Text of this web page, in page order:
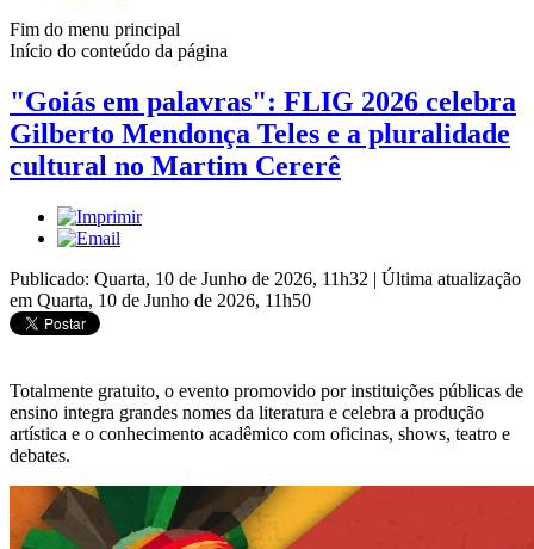
Fim do menu principal
Início do conteúdo da página
"Goiás em palavras": FLIG 2026 celebra
Gilberto Mendonça Teles e a pluralidade
cultural no Martim Cererê
Publicado: Quarta, 10 de Junho de 2026, 11h32 | Última atualização
em Quarta, 10 de Junho de 2026, 11h50
Totalmente gratuito, o evento promovido por instituições públicas de
ensino integra grandes nomes da literatura e celebra a produção
artística e o conhecimento acadêmico com oficinas, shows, teatro e
debates.